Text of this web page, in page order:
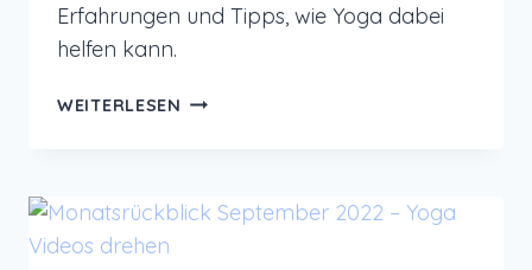
Erfahrungen und Tipps, wie Yoga dabei
helfen kann.
WEITERLESEN MEIN
–